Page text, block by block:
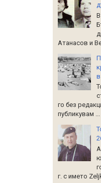
Атанасов и
го без
публикувам ...
г. с името